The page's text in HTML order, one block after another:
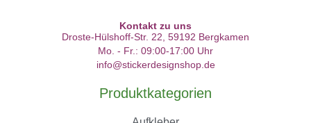
Kontakt zu uns
Droste-Hülshoff-Str. 22, 59192 Bergkamen
Mo. - Fr.: 09:00-17:00 Uhr
info@stickerdesignshop.de
Produktkategorien